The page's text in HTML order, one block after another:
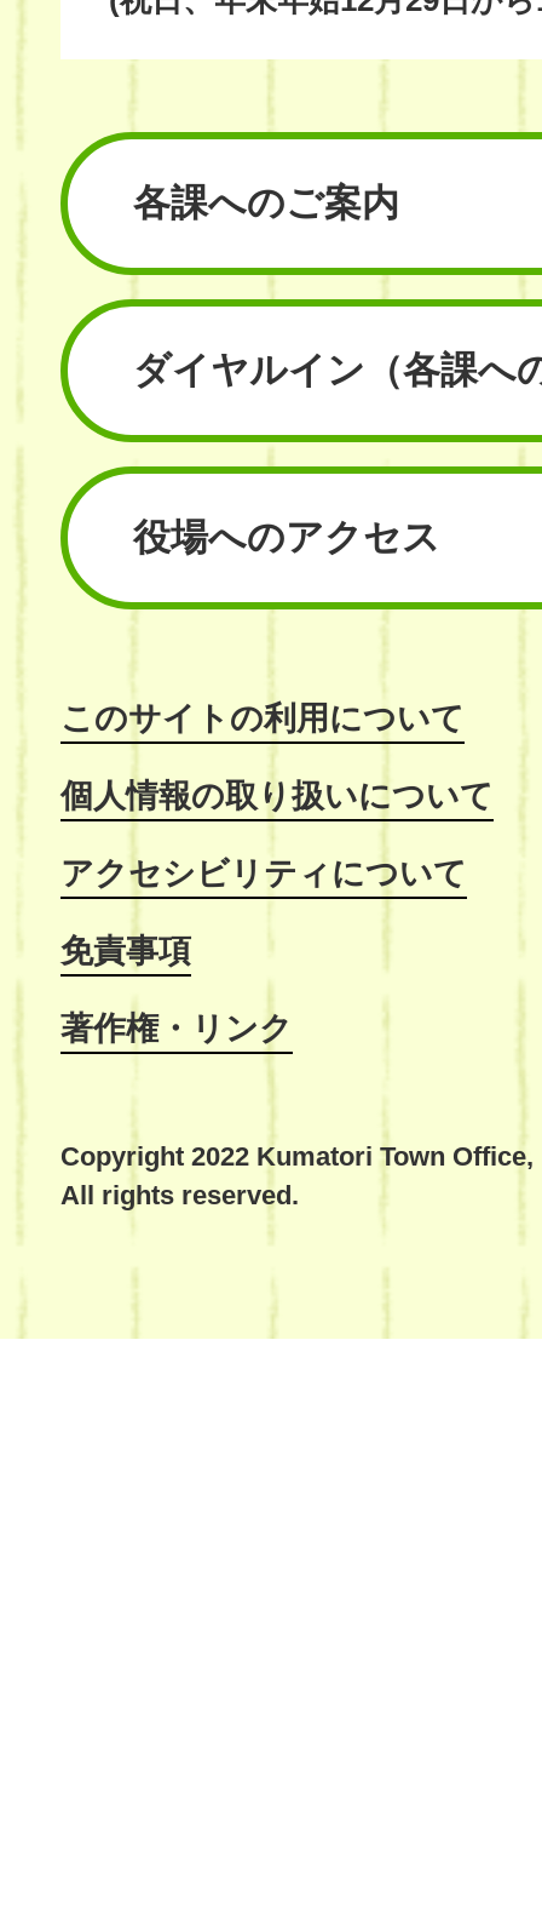
各課へのご案内
ダイヤルイン （各課へ
役場へのアクセス
このサイトの利用について
個人情報の取り扱いについて
アクセシビリティについて
免責事項
著作権・リンク
Copyright 2022 Kumatori Town Office,
All rights reserved.